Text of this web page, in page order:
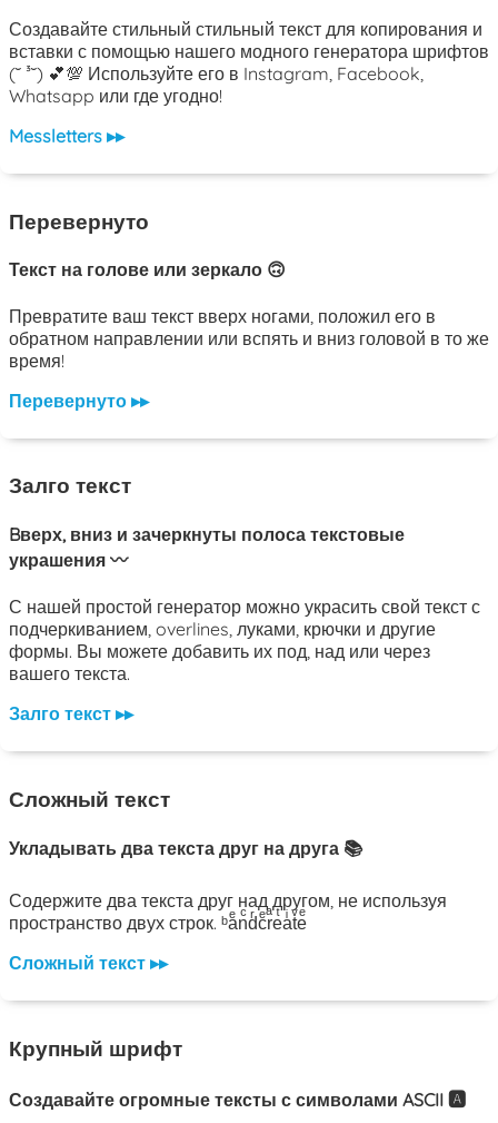
Создавайте стильный стильный текст для копирования и
вставки с помощью нашего модного генератора шрифтов
(˘ ³˘) 💕💯 Используйте его в Instagram, Facebook,
Whatsapp или где угодно!
Messletters ▸▸
Перевернуто
Текст на голове или зеркало 🙃
Превратите ваш текст вверх ногами, положил его в
обратном направлении или вспять и вниз головой в то же
время!
Перевернуто ▸▸
Залго текст
Bверх, вниз и зачеркнуты полоса текстовые
украшения 〰️
С нашей простой генератор можно украсить свой ​​текст с
подчеркиванием, overlines, луками, крючки и другие
формы. Вы можете добавить их под, над или через
вашего текста.
Залго текст ▸▸
Сложный текст
Укладывать два текста друг на друга 📚
Содержите два текста друг над другом, не используя
пространство двух строк. ᵇaͤnͨdͬcͤrͣeͭaͥtͮeͤ
Сложный текст ▸▸
Крупный шрифт
Создавайте огромные тексты с символами ASCII 🅰️